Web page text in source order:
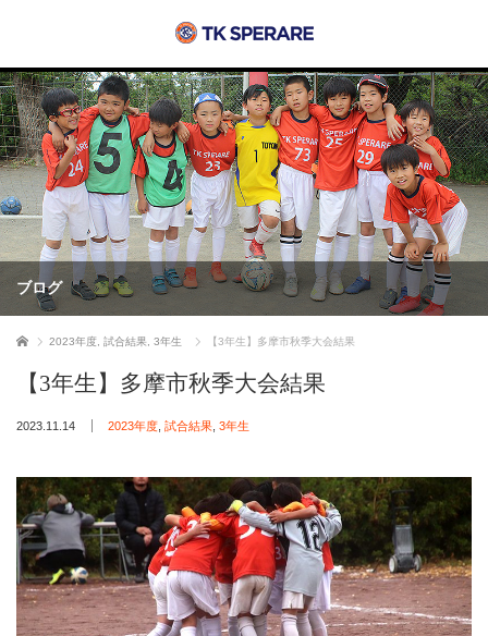
ブログ
ホーム 2023年度 試合結果 3年生 【3年生】多摩市秋季大会結果
【3年生】多摩市秋季大会結果
2023.11.14 2023年度 試合結果 3年生